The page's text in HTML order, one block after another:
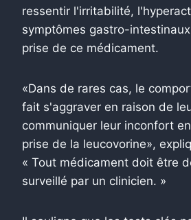
ressentir l'irritabilité,
symptômes gastro-
prise de ce médicament.
«Dans de rares cas, le
fait s'aggraver en raison de
communiquer leur inconfort
prise de la leucovorine»,
« Tout médicament doit être
surveillé par un clinicien. »